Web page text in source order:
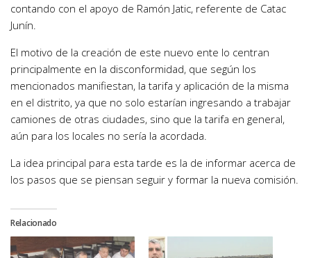
contando con el apoyo de Ramón Jatic, referente de Catac
Junín.
El motivo de la creación de este nuevo ente lo centran
principalmente en la disconformidad, que según los
mencionados manifiestan, la tarifa y aplicación de la misma
en el distrito, ya que no solo estarían ingresando a trabajar
camiones de otras ciudades, sino que la tarifa en general,
aún para los locales no sería la acordada.
La idea principal para esta tarde es la de informar acerca de
los pasos que se piensan seguir y formar la nueva comisión.
Relacionado